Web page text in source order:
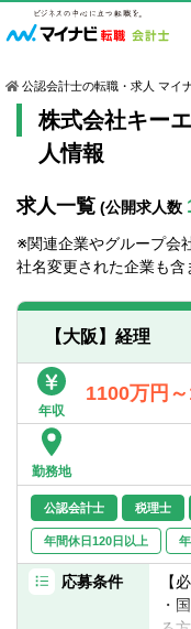
公認会計士の転職・求人 マイ
株式会社キー
人情報
求人一覧 (公開求人数
※関連企業やグループ会
社名変更された企業も含
【大阪】経理
年収
1100万円
勤務地
公認会計士 税理士
年間休日120日以上
応募条件
【
・